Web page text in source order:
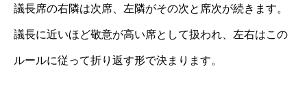
議長席の右隣は次席、左隣がその次と席次が続きます。
議長に近いほど敬意が高い席として扱われ、左右はこの
ルールに従って折り返す形で決まります。